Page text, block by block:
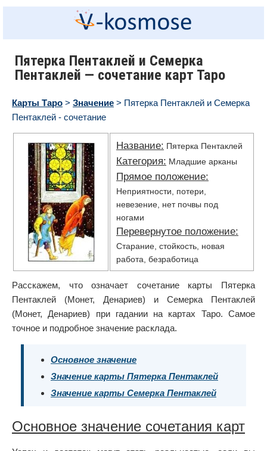
Пятерка Пентаклей и Семерка
Пентаклей — сочетание карт Таро
Карты Таро > Значение > Пятерка Пентаклей и Семерка
Пентаклей - сочетание
Название: Пятерка Пентаклей
Категория: Младшие арканы
Прямое положение:
Неприятности, потери,
невезение, нет почвы под
ногами
Перевернутое положение:
Старание, стойкость, новая
работа, безработица
Расскажем, что означает сочетание карты Пятерка
Пентаклей (Монет, Денариев) и Семерка Пентаклей
(Монет, Денариев) при гадании на картах Таро. Самое
точное и подробное значение расклада.
Основное значение
Значение карты Пятерка Пентаклей
Значение карты Семерка Пентаклей
Основное значение сочетания карт